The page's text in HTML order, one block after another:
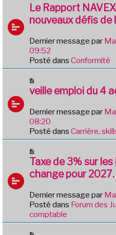
g
e
o
u
v
a
u
m
s
g
e
Le Rapport
nouveaux défis
Dernier message par
09:52
Posté dans Conformité
o
v
e
a
u
e
s
s
g
e
veille emploi du 4
Dernier message par
08:20
Posté dans Carrière,
o
u
v
a
u
m
Taxe de 3% sur
change pour 2027.
Dernier message par
Posté dans Forum des
comptable